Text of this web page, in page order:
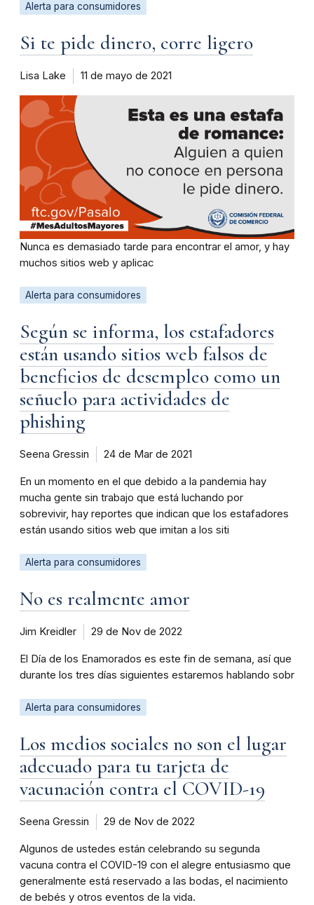
Alerta para consumidores
Si te pide dinero, corre ligero
Lisa Lake 11 de mayo de 2021
Nunca es demasiado tarde para encontrar el amor, y hay
muchos sitios web y aplicac
Alerta para consumidores
Según se informa, los estafadores
están usando sitios web falsos de
beneficios de desempleo como un
señuelo para actividades de
phishing
Seena Gressin 24 de Mar de 2021
En un momento en el que debido a la pandemia hay
mucha gente sin trabajo que está luchando por
sobrevivir, hay reportes que indican que los estafadores
están usando sitios web que imitan a los siti
Alerta para consumidores
No es realmente amor
Jim Kreidler 29 de Nov de 2022
El Día de los Enamorados es este fin de semana, así que
durante los tres días siguientes estaremos hablando sobr
Alerta para consumidores
Los medios sociales no son el lugar
adecuado para tu tarjeta de
vacunación contra el COVID-19
Seena Gressin 29 de Nov de 2022
Algunos de ustedes están celebrando su segunda
vacuna contra el COVID-19 con el alegre entusiasmo que
generalmente está reservado a las bodas, el nacimiento
de bebés y otros eventos de la vida.